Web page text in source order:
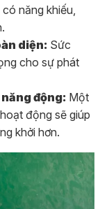
năng khiếu,
diện: Sức
cho sự phát
động: Một
động sẽ giúp
khởi hơn.